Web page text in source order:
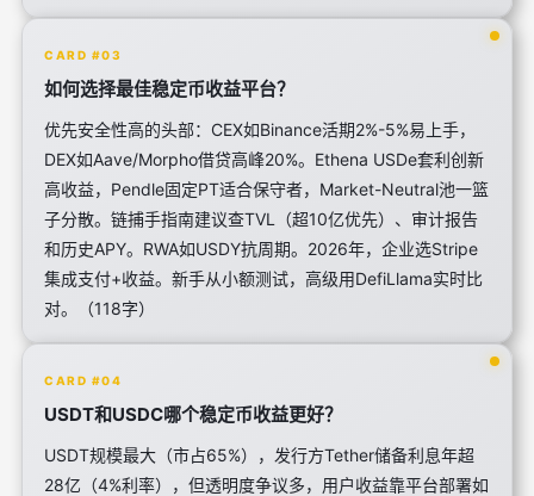
CARD #03
如何选择最佳稳定币收益平台？
优先安全性高的头部：CEX如Binance活期2%-5%易上手，
DEX如Aave/Morpho借贷高峰20%。Ethena USDe套利创新
高收益，Pendle固定PT适合保守者，Market-Neutral池一篮
子分散。链捕手指南建议查TVL（超10亿优先）、审计报告
和历史APY。RWA如USDY抗周期。2026年，企业选Stripe
集成支付+收益。新手从小额测试，高级用DefiLlama实时比
对。（118字）
CARD #04
USDT和USDC哪个稳定币收益更好？
USDT规模最大（市占65%），发行方Tether储备利息年超
28亿（4%利率），但透明度争议多，用户收益靠平台部署如